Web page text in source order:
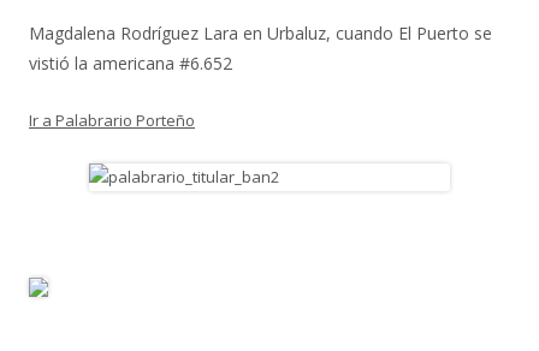
Magdalena Rodríguez Lara en Urbaluz, cuando El Puerto se
vistió la americana #6.652
Ir a Palabrario Porteño